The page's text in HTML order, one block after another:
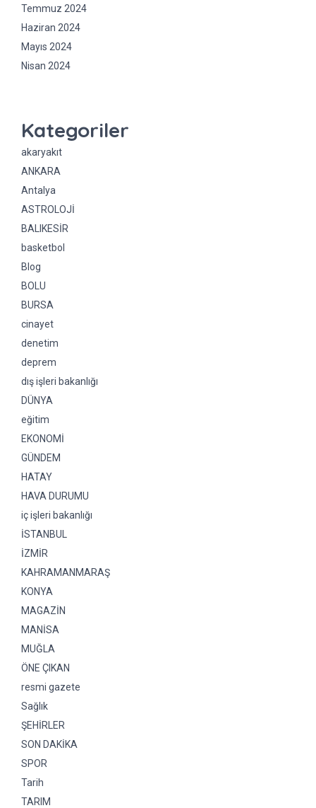
Temmuz 2024
Haziran 2024
Mayıs 2024
Nisan 2024
Kategoriler
akaryakıt
ANKARA
Antalya
ASTROLOJİ
BALIKESİR
basketbol
Blog
BOLU
BURSA
cinayet
denetim
deprem
dış işleri bakanlığı
DÜNYA
eğitim
EKONOMİ
GÜNDEM
HATAY
HAVA DURUMU
iç işleri bakanlığı
İSTANBUL
İZMİR
KAHRAMANMARAŞ
KONYA
MAGAZİN
MANİSA
MUĞLA
ÖNE ÇIKAN
resmi gazete
Sağlık
ŞEHİRLER
SON DAKİKA
SPOR
Tarih
TARIM